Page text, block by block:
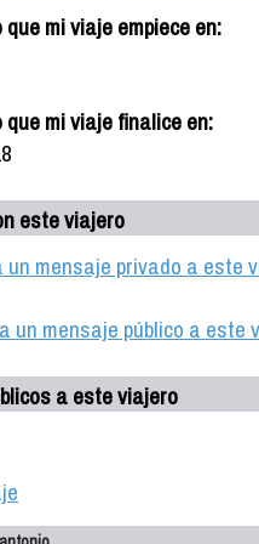
mi viaje empiece en:
mi viaje finalice en:
este viajero
un mensaje privado a este
un mensaje público a este
a este viajero